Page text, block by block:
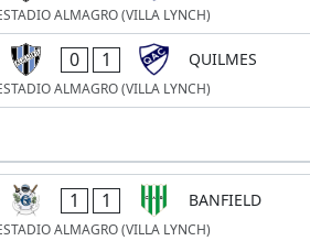
ALMAGRO (VILLA LYNCH)
0 1 QUILMES
ALMAGRO (VILLA LYNCH)
1 1 BANFIELD
ALMAGRO (VILLA LYNCH)